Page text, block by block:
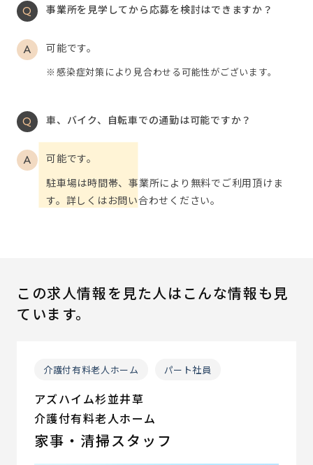
事業所を見学してから応募を検討はできますか？
可能です。
感染症対策により見合わせる可能性がございます。
車、バイク、自転車での通勤は可能ですか？
可能です。
駐車場は時間帯、事業所により無料でご利用頂けま
す。詳しくはお問い合わせください。
この求人情報を見た人はこんな情報も見
ています。
介護付有料老人ホーム パート社員
アズハイム杉並井草
介護付有料老人ホーム
家事・清掃スタッフ